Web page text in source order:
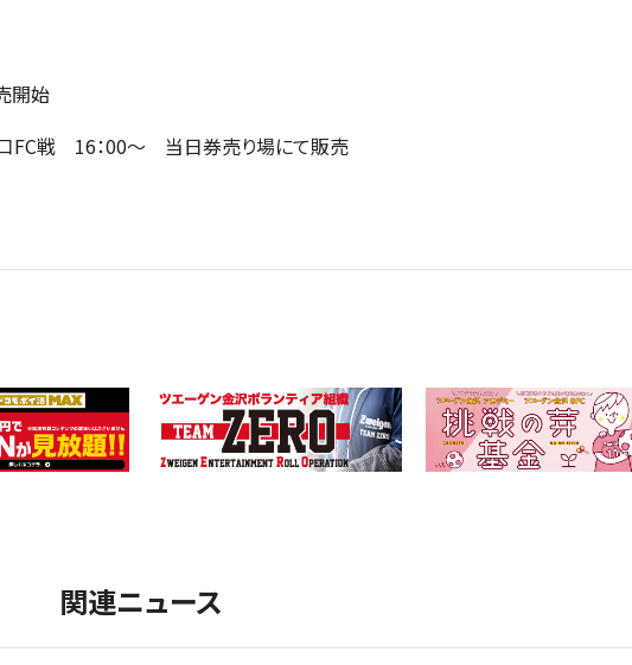
開始
FC戦 16：00～ 当日券売り場にて販売
関連ニュース